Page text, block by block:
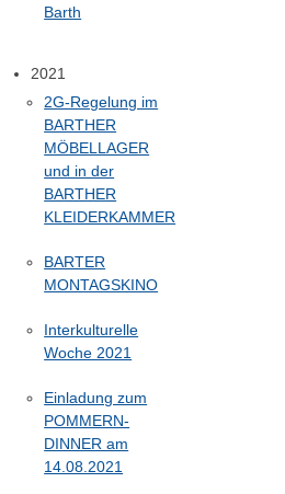
Barth
2021
2G-Regelung im
BARTHER
MÖBELLAGER
und in der
BARTHER
KLEIDERKAMMER
BARTER
MONTAGSKINO
Interkulturelle
Woche 2021
Einladung zum
POMMERN-
DINNER am
14.08.2021